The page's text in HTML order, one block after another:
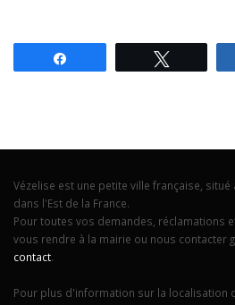
Vézelise est une petite ville française, situé
dans l'Est de la France.
Pour toutes vos demandes, réclamations
vous rendre à la mairie ou nous contacter
contact.
Pour plus d'information sur la localisation